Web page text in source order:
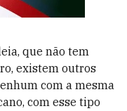
que não tem
existem outros
com a mesma
com esse tipo